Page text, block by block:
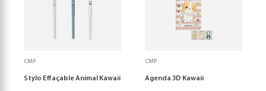
CMP
Stylo Effaçable Animal Kawaii
CMP
Agenda 3D Kawaii